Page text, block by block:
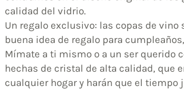
calidad del vidrio.
Un regalo exclusivo: las copas de vino
buena idea de regalo para
Mímate a ti mismo o a un ser querido
hechas de cristal de alta calidad, que
cualquier hogar y harán que el tiempo